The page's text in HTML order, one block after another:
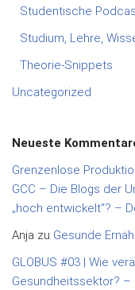
Studentische
Studium, Lehre,
Theorie-Snippets
Uncategorized
Neueste
Grenzenlose
GCC – Die Blogs der
„hoch entwickelt“? –
Anja zu Gesunde
GLOBUS #03 | Wie
Gesundheitssektor? –